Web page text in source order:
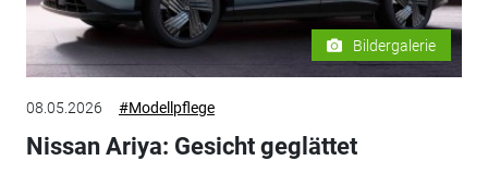
Bildergalerie
08.05.2026 #Modellpflege
Nissan Ariya: Gesicht geglättet